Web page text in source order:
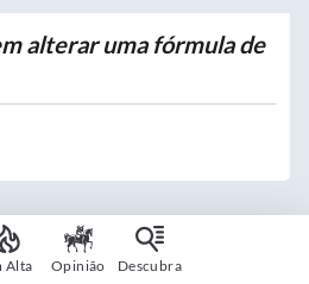
alterar uma fórmula de
Urbanos recebem
Alta Opinião Descubra